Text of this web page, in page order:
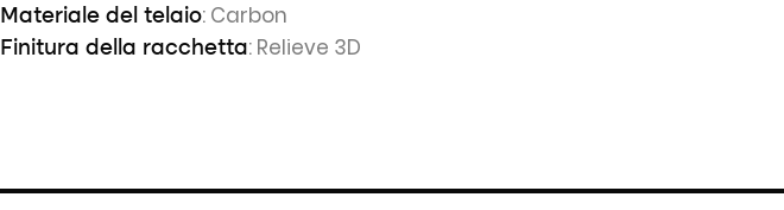
Materiale del telaio: Carbon
Finitura della racchetta: Relieve 3D